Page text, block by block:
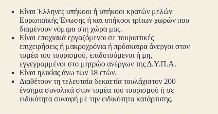
Είναι Έλληνες υπήκοοι ή υπήκοοι κρατών μελών
Ευρωπαϊκής Ένωσης ή και υπήκοοι τρίτων χωρών που
διαμένουν νόμιμα στη χώρα μας.
Είναι εποχιακά εργαζόμενοι σε τουριστικές
επιχειρήσεις ή μακροχρόνια ή πρόσκαιρα άνεργοι στον
τομέα του τουρισμού, επιδοτούμενοι ή μη,
εγγεγραμμένοι στο μητρώο ανέργων της Δ.Υ.Π.Α.
Είναι ηλικίας άνω των 18 ετών.
Διαθέτουν τη τελευταία δεκαετία τουλάχιστον 200
ένσημα συνολικά στον τομέα του τουρισμού ή σε
ειδικότητα συναφή με την ειδικότητα κατάρτισης.